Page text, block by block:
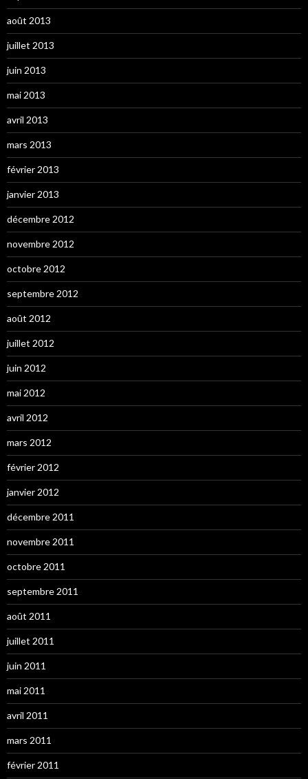
août 2013
juillet 2013
juin 2013
mai 2013
avril 2013
mars 2013
février 2013
janvier 2013
décembre 2012
novembre 2012
octobre 2012
septembre 2012
août 2012
juillet 2012
juin 2012
mai 2012
avril 2012
mars 2012
février 2012
janvier 2012
décembre 2011
novembre 2011
octobre 2011
septembre 2011
août 2011
juillet 2011
juin 2011
mai 2011
avril 2011
mars 2011
février 2011